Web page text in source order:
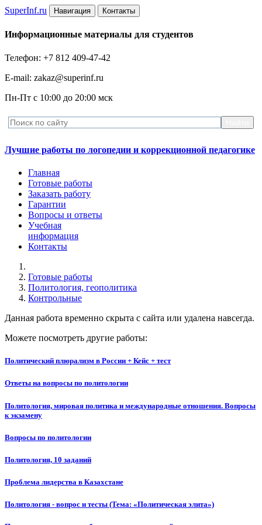
SuperInf.ru Навигация Контакты
Информационные материалы для студентов
Телефон: +7 812 409-47-42
E-mail: zakaz@superinf.ru
Пн-Пт с 10:00 до 20:00 мск
Лучшие работы по логопедии и коррекционной педагогике
Главная
Готовые работы
Заказать работу
Гарантии
Вопросы и ответы
Учебная
информация
Контакты
Готовые работы
Политология, геополитика
Контрольные
Данная работа временно скрыта с сайта или удалена навсегда.
Можете посмотреть другие работы:
Политический плюрализм в России + Кейс + тест
Ответы на вопросы по политологии
Политология, мировая политика и международные отношения. Вопросы
к экзамену
Вопросы по политологии
Политология, 10 заданий
Проблема лидерства в Казахстане
Политология - вопрос и тесты (Тема: «Политическая элита»)